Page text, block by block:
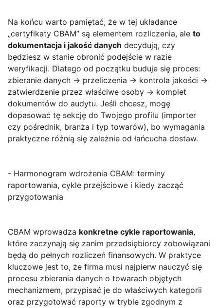
Na końcu warto pamiętać, że w tej układance
„certyfikaty CBAM” są elementem rozliczenia, ale to
dokumentacja i jakość danych decydują, czy
będziesz w stanie obronić podejście w razie
weryfikacji. Dlatego od początku buduje się proces:
zbieranie danych → przeliczenia → kontrola jakości →
zatwierdzenie przez właściwe osoby → komplet
dokumentów do audytu. Jeśli chcesz, mogę
dopasować tę sekcję do Twojego profilu (importer
czy pośrednik, branża i typ towarów), bo wymagania
praktyczne różnią się zależnie od łańcucha dostaw.
- Harmonogram wdrożenia CBAM: terminy
raportowania, cykle przejściowe i kiedy zacząć
przygotowania
CBAM wprowadza konkretne cykle raportowania,
które zaczynają się zanim przedsiębiorcy zobowiązani
będą do pełnych rozliczeń finansowych. W praktyce
kluczowe jest to, że firma musi najpierw nauczyć się
procesu zbierania danych o towarach objętych
mechanizmem, przypisać je do właściwych kategorii
oraz przygotować raporty w trybie zgodnym z